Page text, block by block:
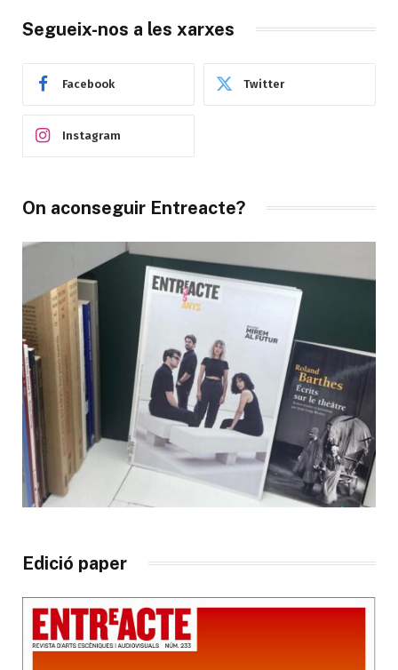
Segueix-nos a les xarxes
Facebook Twitter
Instagram
On aconseguir Entreacte?
Edició paper